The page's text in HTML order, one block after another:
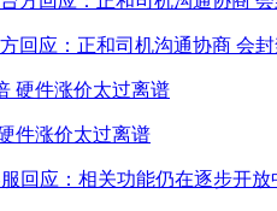
回应：正和司机沟通协商 会
件涨价太过离谱